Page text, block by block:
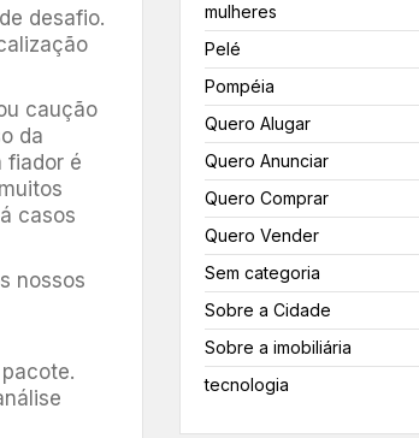
desafio.
caução
da
fiador é
casos
nossos
mulheres
Pelé
Pompéia
Quero Alugar
Quero Anunciar
Quero Comprar
Quero Vender
Sem categoria
Sobre a Cidade
Sobre a imobiliária
tecnologia